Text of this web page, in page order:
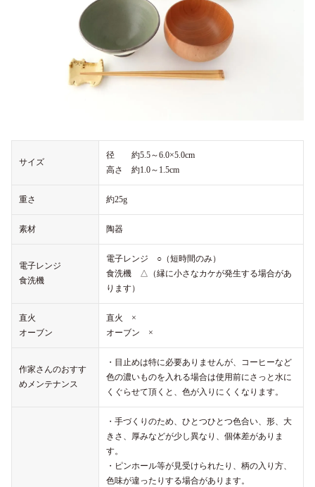
サイズ
径 約5.5～6.0×5.0cm
高さ 約1.0～1.5cm
重さ 約25g
素材 陶器
電子レンジ
食洗機
電子レンジ ○（短時間のみ）
食洗機 △（縁に小さなカケが発生する場合があ
ります）
直火
オーブン
直火 ×
オーブン ×
作家さんのおすす
めメンテナンス
・目止めは特に必要ありませんが、コーヒーなど
色の濃いものを入れる場合は使用前にさっと水に
くぐらせて頂くと、色が入りにくくなります。
・手づくりのため、ひとつひとつ色合い、形、大
きさ、厚みなどが少し異なり、個体差がありま
す。
・ピンホール等が見受けられたり、柄の入り方、
色味が違ったりする場合があります。